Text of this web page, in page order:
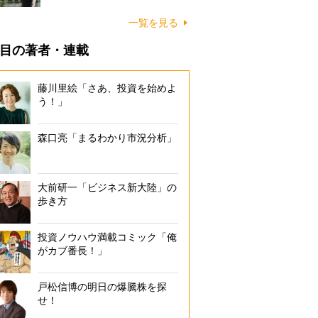
一覧を見る
の著者・連載
藤川里絵「さあ、投資を始めよ
う！」
森口亮「まるわかり市況分析」
大前研一「ビジネス新大陸」の
歩き方
投資ノウハウ満載コミック「俺
がカブ番長！」
戸松信博の明日の爆騰株を探
せ！